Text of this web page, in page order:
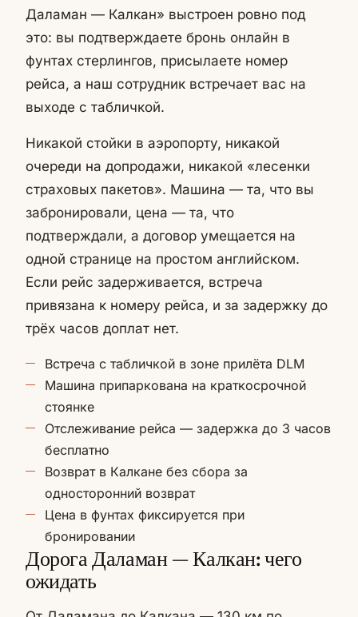
Даламан — Калкан» выстроен ровно под
это: вы подтверждаете бронь онлайн в
фунтах стерлингов, присылаете номер
рейса, а наш сотрудник встречает вас на
выходе с табличкой.
Никакой стойки в аэропорту, никакой
очереди на допродажи, никакой «лесенки
страховых пакетов». Машина — та, что вы
забронировали, цена — та, что
подтверждали, а договор умещается на
одной странице на простом английском.
Если рейс задерживается, встреча
привязана к номеру рейса, и за задержку до
трёх часов доплат нет.
Встреча с табличкой в зоне прилёта DLM
Машина припаркована на краткосрочной
стоянке
Отслеживание рейса — задержка до 3 часов
бесплатно
Возврат в Калкане без сбора за
односторонний возврат
Цена в фунтах фиксируется при
бронировании
Дорога Даламан — Калкан: чего
ожидать